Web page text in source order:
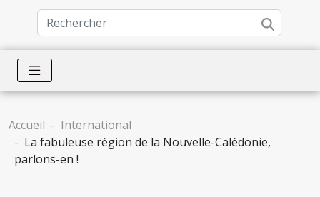
Accueil
International
La fabuleuse région de la Nouvelle-Calédonie,
parlons-en !